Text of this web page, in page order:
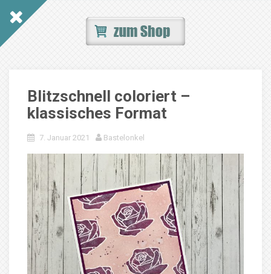
Blitzschnell coloriert –
klassisches Format
7. Januar 2021 Bastelonkel